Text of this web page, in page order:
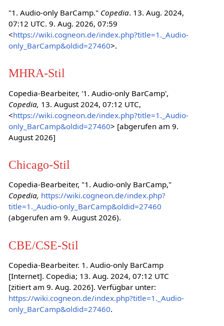
"1. Audio-only BarCamp." Copedia. 13. Aug. 2024,
07:12 UTC. 9. Aug. 2026, 07:59
<https://wiki.cogneon.de/index.php?title=1._Audio-
only_BarCamp&oldid=27460>.
MHRA-Stil
Copedia-Bearbeiter, '1. Audio-only BarCamp',
Copedia, 13. August 2024, 07:12 UTC,
<https://wiki.cogneon.de/index.php?title=1._Audio-
only_BarCamp&oldid=27460> [abgerufen am 9.
August 2026]
Chicago-Stil
Copedia-Bearbeiter, "1. Audio-only BarCamp,"
Copedia, https://wiki.cogneon.de/index.php?
title=1._Audio-only_BarCamp&oldid=27460
(abgerufen am 9. August 2026).
CBE/CSE-Stil
Copedia-Bearbeiter. 1. Audio-only BarCamp
[Internet]. Copedia; 13. Aug. 2024, 07:12 UTC
[zitiert am 9. Aug. 2026]. Verfügbar unter:
https://wiki.cogneon.de/index.php?title=1._Audio-
only_BarCamp&oldid=27460.